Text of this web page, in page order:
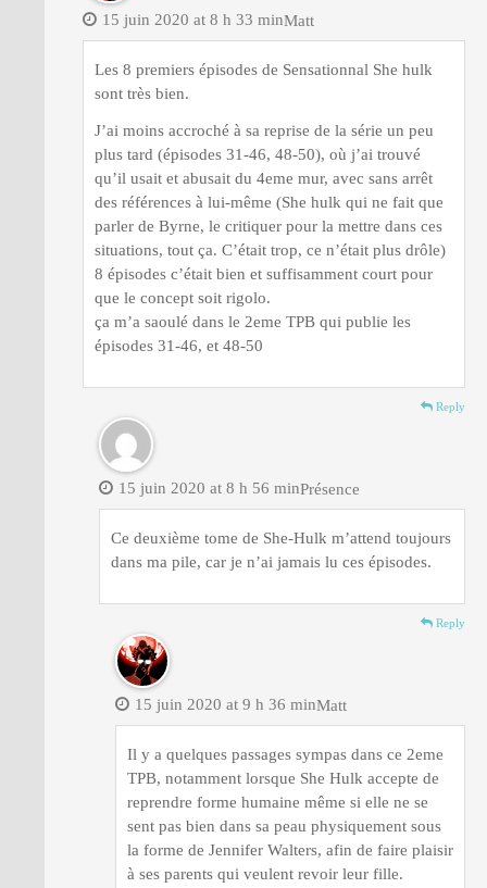
Matt
15 juin 2020 at 8 h 33 min
Les 8 premiers épisodes de Sensationnal She hulk
sont très bien.
J’ai moins accroché à sa reprise de la série un peu
plus tard (épisodes 31-46, 48-50), où j’ai trouvé
qu’il usait et abusait du 4eme mur, avec sans arrêt
des références à lui-même (She hulk qui ne fait que
parler de Byrne, le critiquer pour la mettre dans ces
situations, tout ça. C’était trop, ce n’était plus drôle)
8 épisodes c’était bien et suffisamment court pour
que le concept soit rigolo.
ça m’a saoulé dans le 2eme TPB qui publie les
épisodes 31-46, et 48-50
Reply
Présence
15 juin 2020 at 8 h 56 min
Ce deuxième tome de She-Hulk m’attend toujours
dans ma pile, car je n’ai jamais lu ces épisodes.
Reply
Matt
15 juin 2020 at 9 h 36 min
Il y a quelques passages sympas dans ce 2eme
TPB, notamment lorsque She Hulk accepte de
reprendre forme humaine même si elle ne se
sent pas bien dans sa peau physiquement sous
la forme de Jennifer Walters, afin de faire plaisir
à ses parents qui veulent revoir leur fille.